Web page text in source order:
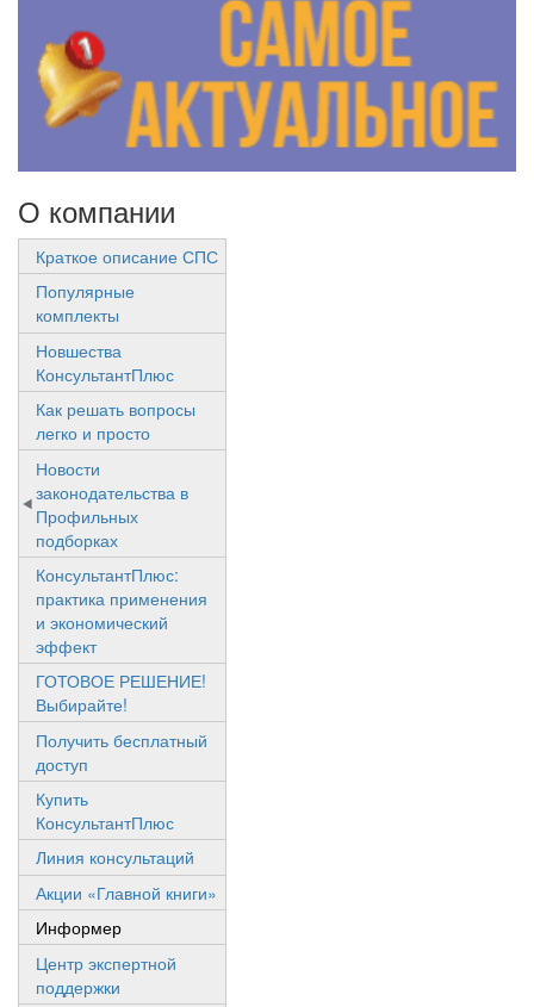
О компании
Краткое описание СПС
Популярные
комплекты
Новшества
КонсультантПлюс
Как решать вопросы
легко и просто
Новости
законодательства в
Профильных
подборках
КонсультантПлюс:
практика применения
и экономический
эффект
ГОТОВОЕ РЕШЕНИЕ!
Выбирайте!
Получить бесплатный
доступ
Купить
КонсультантПлюс
Линия консультаций
Акции «Главной книги»
Информер
Центр экспертной
поддержки